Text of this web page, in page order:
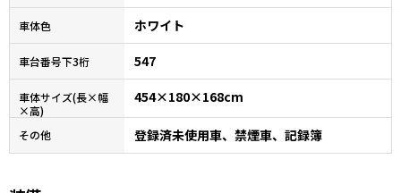
車体色 ホワイト
車台番号下3桁 547
車体サイズ(長×幅
×高)
454×180×168cm
その他 登録済未使用車、禁煙車、記録簿